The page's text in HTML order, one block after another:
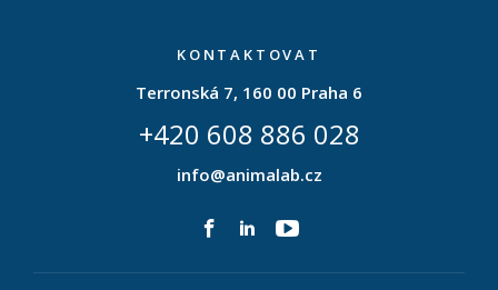
KONTAKTOVAT
Terronská 7, 160 00 Praha 6
+420 608 886 028
info@animalab.cz